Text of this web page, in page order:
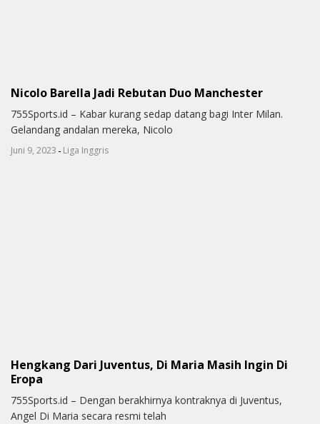
Nicolo Barella Jadi Rebutan Duo Manchester
755Sports.id – Kabar kurang sedap datang bagi Inter Milan.
Gelandang andalan mereka, Nicolo
Juni 9, 2023 - Liga Inggris
Hengkang Dari Juventus, Di Maria Masih Ingin Di
Eropa
755Sports.id – Dengan berakhirnya kontraknya di Juventus,
Angel Di Maria secara resmi telah